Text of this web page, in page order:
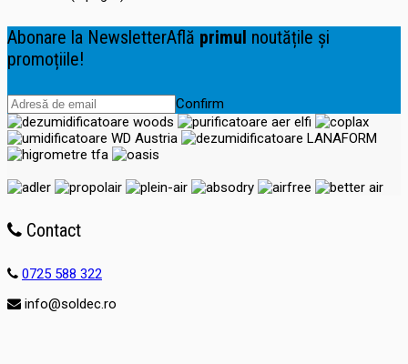
Abonare la NewsletterAflă primul noutățile și
promoțiile!
Confirm
Contact
0725 588 322
info@soldec.ro